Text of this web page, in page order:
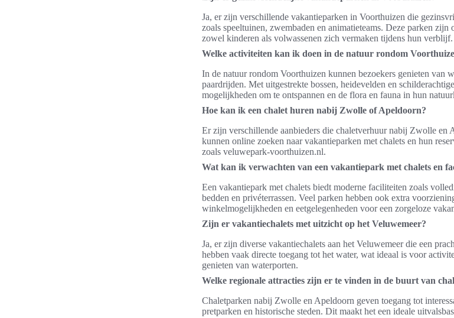
Ja, er zijn verschillende vakantieparken in Voorthuizen die
zoals speeltuinen, zwembaden en animatieteams. Deze parken
zowel kinderen als volwassenen zich vermaken tijdens hun verblijf.
Welke activiteiten kan ik doen in de natuur rondom
In de natuur rondom Voorthuizen kunnen bezoekers genieten van
paardrijden. Met uitgestrekte bossen, heidevelden en
mogelijkheden om te ontspannen en de flora en fauna in hun
Hoe kan ik een chalet huren nabij Zwolle of Apeldoorn?
Er zijn verschillende aanbieders die chaletverhuur nabij Zwolle en
kunnen online zoeken naar vakantieparken met chalets en hun
zoals veluwepark-voorthuizen.nl.
Wat kan ik verwachten van een vakantiepark met chalets en
Een vakantiepark met chalets biedt moderne faciliteiten zoals
bedden en privéterrassen. Veel parken hebben ook extra
winkelmogelijkheden en eetgelegenheden voor een zorgeloze
Zijn er vakantiechalets met uitzicht op het Veluwemeer?
Ja, er zijn diverse vakantiechalets aan het Veluwemeer die een
hebben vaak directe toegang tot het water, wat ideaal is voor
genieten van waterporten.
Welke regionale attracties zijn er te vinden in de buurt van
Chaletparken nabij Zwolle en Apeldoorn geven toegang tot
pretparken en historische steden. Dit maakt het een ideale